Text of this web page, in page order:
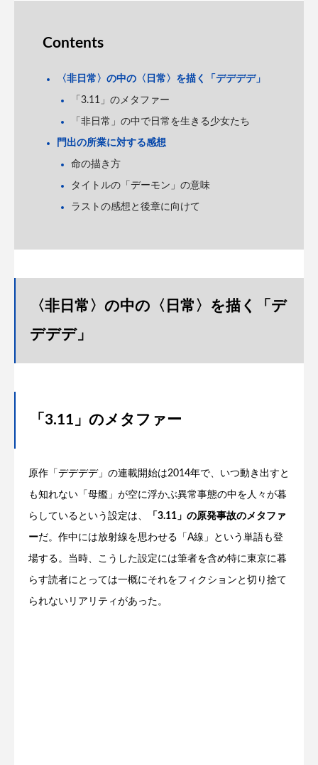
Contents
〈非日常〉の中の〈日常〉を描く「デデデデ」
「3.11」のメタファー
「非日常」の中で日常を生きる少女たち
門出の所業に対する感想
命の描き方
タイトルの「デーモン」の意味
ラストの感想と後章に向けて
〈非日常〉の中の〈日常〉を描く「デ
デデデ」
「3.11」のメタファー
原作「デデデデ」の連載開始は2014年で、いつ動き出すと
も知れない「母艦」が空に浮かぶ異常事態の中を人々が暮
らしているという設定は、 「3.11」の原発事故のメタファ
ーだ。作中には放射線を思わせる「A線」という単語も登
場する。当時、こうした設定には筆者を含め特に東京に暮
らす読者にとっては一概にそれをフィクションと切り捨て
られないリアリティがあった。